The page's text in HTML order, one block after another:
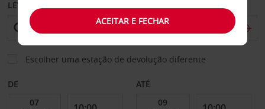
LEVANTAR EM
Escolher uma estação de devolução diferente
DE ATÉ
ACEITAR E FECHAR